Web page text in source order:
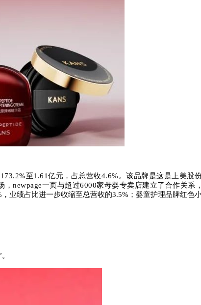
至1.61亿元，占总营收4.6%。该品牌是这是上美股
newpage一页与超过6000家母婴专卖店建立了合作关系
业绩占比进一步收缩至总营收的3.5%；婴童护理品牌红色